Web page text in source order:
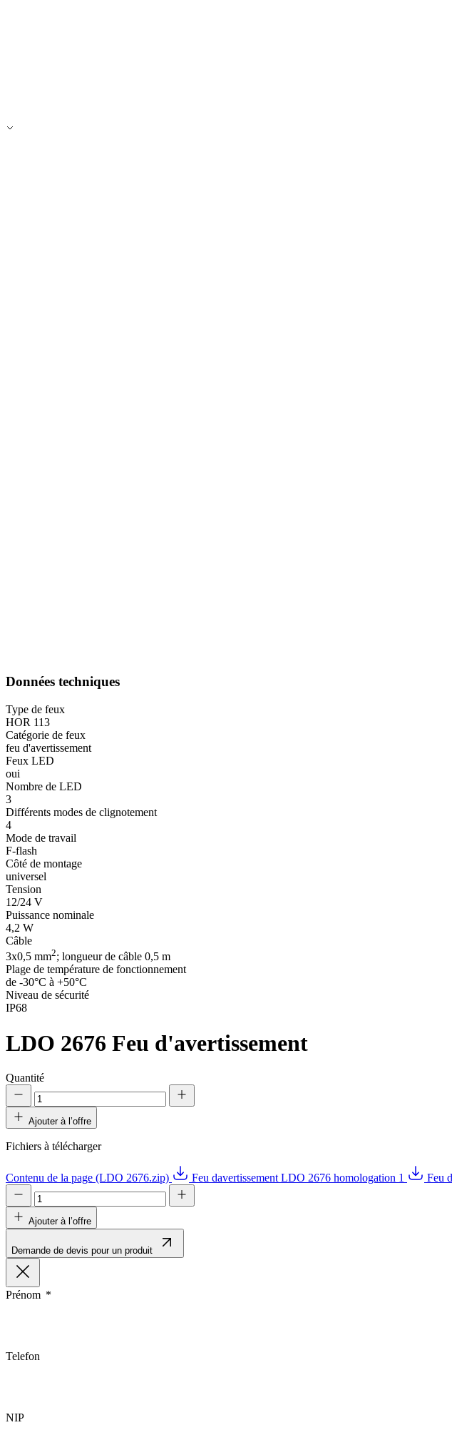
Données techniques
Type de feux
HOR 113
Catégorie de feux
feu d'avertissement
Feux LED
oui
Nombre de LED
3
Différents modes de clignotement
4
Mode de travail
F-flash
Côté de montage
universel
Tension
12/24 V
Puissance nominale
4,2 W
Câble
3x0,5 mm2; longueur de câble 0,5 m
Plage de température de fonctionnement
de -30°C à +50°C
Niveau de sécurité
IP68
LDO 2676 Feu d'avertissement
Quantité
Ajouter à l’offre
Fichiers à télécharger
Contenu de la page (LDO 2676.zip) Feu davertissement LDO 2676 homologation 1 Feu
Ajouter à l’offre
Demande de devis pour un produit
Prénom
Telefon
NIP